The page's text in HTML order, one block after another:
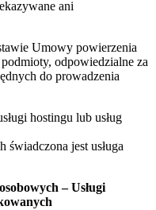
ani
Umowy powierzenia
odpowiedzialne za
do prowadzenia
hostingu lub usług
jest usługa
– Usługi